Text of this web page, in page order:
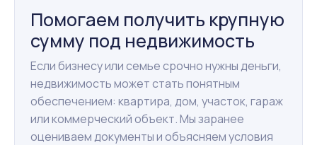
Помогаем получить крупную
сумму под недвижимость
Если бизнесу или семье срочно нужны деньги,
недвижимость может стать понятным
обеспечением: квартира, дом, участок, гараж
или коммерческий объект. Мы заранее
оцениваем документы и объясняем условия